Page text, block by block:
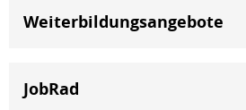
Weiterbildungsangebote
JobRad